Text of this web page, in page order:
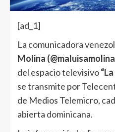
[ad_1]
La comunicadora
Molina
del espacio televisivo
se transmite por
de Medios Telemicro,
abierta dominicana.